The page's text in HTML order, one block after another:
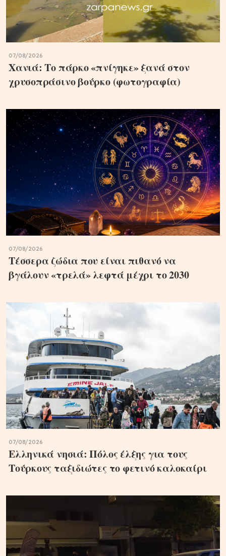
07/08/2026
Χανιά: Το πάρκο «πνίγηκε» ξανά στον
χρυσοπράσινο βούρκο (φωτογραφία)
07/08/2026
Τέσσερα ζώδια που είναι πιθανό να
βγάλουν «τρελά» λεφτά μέχρι το 2030
07/08/2026
Ελληνικά νησιά: Πόλος έλξης για τους
Τούρκους ταξιδιώτες το φετινό καλοκαίρι